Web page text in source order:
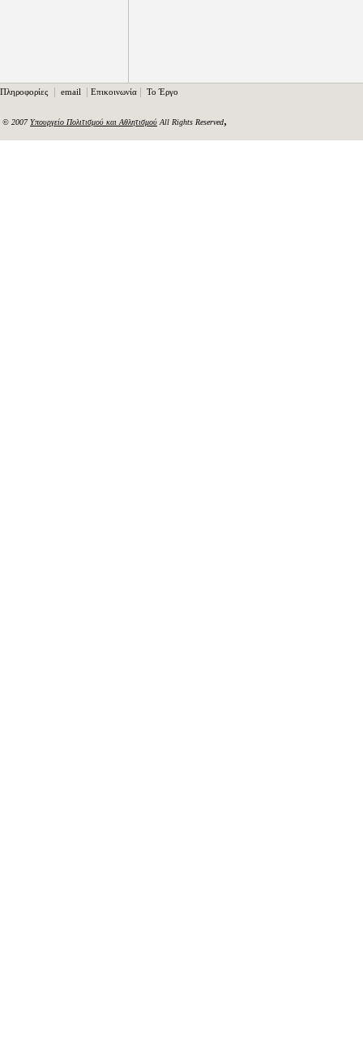
Πληροφορίες | email | Επικοινωνία | Το Έργο
© 2007Υπουργείο Πολιτισμού και Αθλητισμού All Rights Reserved,